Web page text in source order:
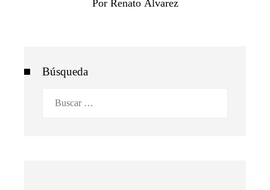
Por Renato Álvarez
Búsqueda